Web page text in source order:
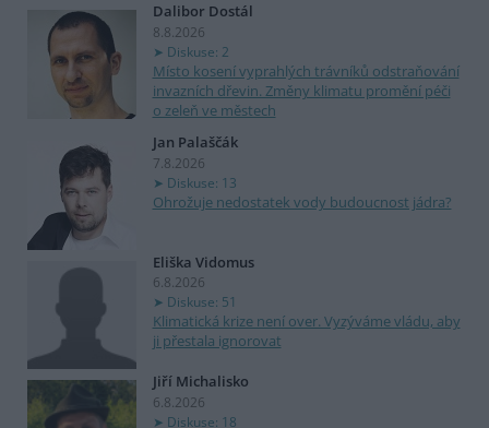
Dalibor Dostál
8.8.2026
Diskuse: 2
Místo kosení vyprahlých trávníků odstraňování
invazních dřevin. Změny klimatu promění péči
o zeleň ve městech
Jan Palaščák
7.8.2026
Diskuse: 13
Ohrožuje nedostatek vody budoucnost jádra?
Eliška Vidomus
6.8.2026
Diskuse: 51
Klimatická krize není over. Vyzýváme vládu, aby
ji přestala ignorovat
Jiří Michalisko
6.8.2026
Diskuse: 18